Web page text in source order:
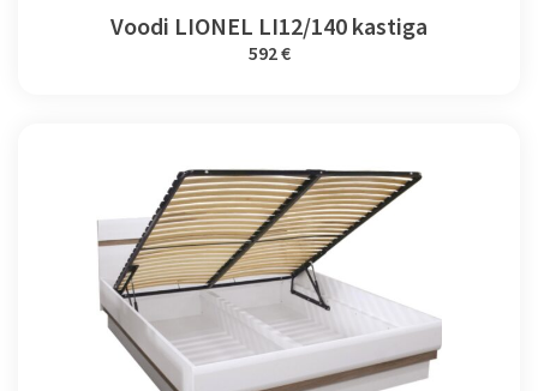
Voodi LIONEL LI12/140 kastiga
592 €